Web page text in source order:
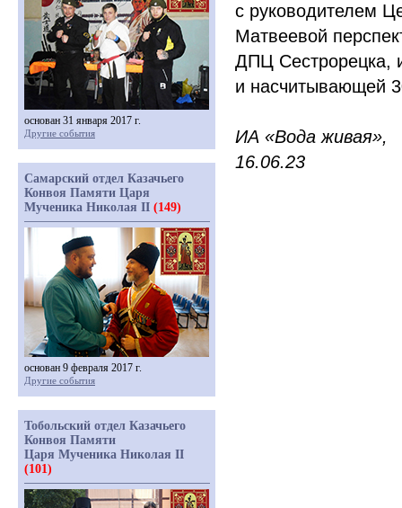
с руководителем
Матвеевой
ДПЦ Сестрорецка,
и насчитывающей
ИА «Вода живая»,
16.06.23
основан 31 января 2017 г.
Другие события
Самарский отдел Казачьего
Конвоя Памяти Царя
Мученика Николая II (149)
основан 9 февраля 2017 г.
Другие события
Тобольский отдел Казачьего
Конвоя Памяти
Царя Мученика Николая II
(101)